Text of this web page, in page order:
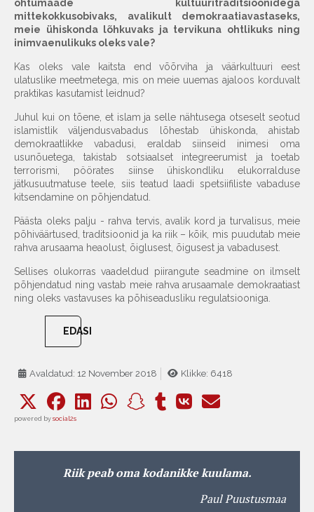
õhtumaade kultuuritraditsioonidega
mittekokkusobivaks, avalikult demokraatiavastaseks,
meie ühiskonda lõhkuvaks ja tervikuna ohtlikuks ning
inimvaenulikuks oleks vale?
Kas oleks vale kaitsta end võõrviha ja väärkultuuri eest
ulatuslike meetmetega, mis on meie uuemas ajaloos korduvalt
praktikas kasutamist leidnud?
Juhul kui on tõene, et islam ja selle nähtusega otseselt seotud
islamistlik väljendusvabadus lõhestab ühiskonda, ahistab
demokraatlikke vabadusi, eraldab siinseid inimesi oma
usunõuetega, takistab sotsiaalset integreerumist ja toetab
terrorismi, pöörates siinse ühiskondliku elukorralduse
jätkusuutmatuse teele, siis teatud laadi spetsiifiliste vabaduse
kitsendamine on põhjendatud.
Päästa oleks palju - rahva tervis, avalik kord ja turvalisus, meie
põhiväärtused, traditsioonid ja ka riik – kõik, mis puudutab meie
rahva arusaama heaolust, õiglusest, õigusest ja vabadusest.
Sellises olukorras vaadeldud piirangute seadmine on ilmselt
põhjendatud ning vastab meie rahva arusaamale demokraatiast
ning oleks vastavuses ka põhiseadusliku regulatsiooniga.
EDASI
Avaldatud: 12 November 2018 Klikke: 6418
powered by social2s
Riik peab oma kodanikke kuulama.
Paul Puustusmaa